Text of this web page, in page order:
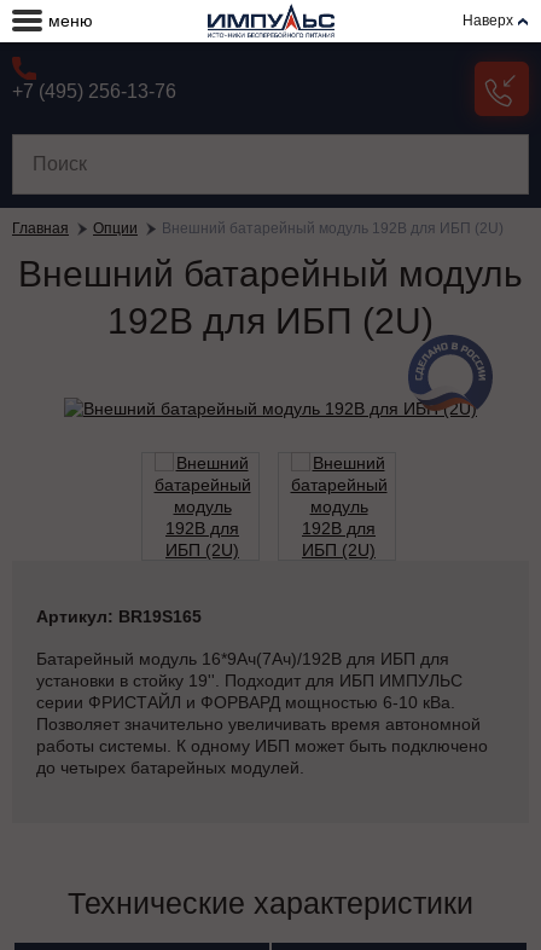
меню Наверх
+7 (495) 256-13-76
Главная Опции Внешний батарейный модуль 192В для ИБП (2U)
Внешний батарейный модуль
192В для ИБП (2U)
Артикул: BR19S165
Батарейный модуль 16*9Ач(7Ач)/192В для ИБП для
установки в стойку 19''. Подходит для ИБП ИМПУЛЬС
серии ФРИСТАЙЛ и ФОРВАРД мощностью 6-10 кВа.
Позволяет значительно увеличивать время автономной
работы системы. К одному ИБП может быть подключено
до четырех батарейных модулей.
Технические характеристики